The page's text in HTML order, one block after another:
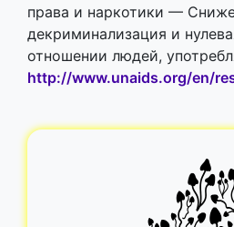
права и наркотики —
декриминализация и
отношении людей,
http://www.unaids.org/en/